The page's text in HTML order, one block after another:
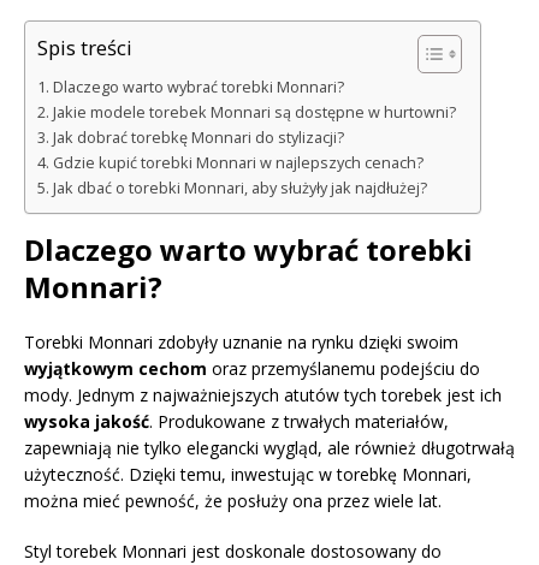
Spis treści
Dlaczego warto wybrać torebki Monnari?
Jakie modele torebek Monnari są dostępne w hurtowni?
Jak dobrać torebkę Monnari do stylizacji?
Gdzie kupić torebki Monnari w najlepszych cenach?
Jak dbać o torebki Monnari, aby służyły jak najdłużej?
Dlaczego warto wybrać torebki
Monnari?
Torebki Monnari zdobyły uznanie na rynku dzięki swoim
wyjątkowym cechom oraz przemyślanemu podejściu do
mody. Jednym z najważniejszych atutów tych torebek jest ich
wysoka jakość. Produkowane z trwałych materiałów,
zapewniają nie tylko elegancki wygląd, ale również długotrwałą
użyteczność. Dzięki temu, inwestując w torebkę Monnari,
można mieć pewność, że posłuży ona przez wiele lat.
Styl torebek Monnari jest doskonale dostosowany do